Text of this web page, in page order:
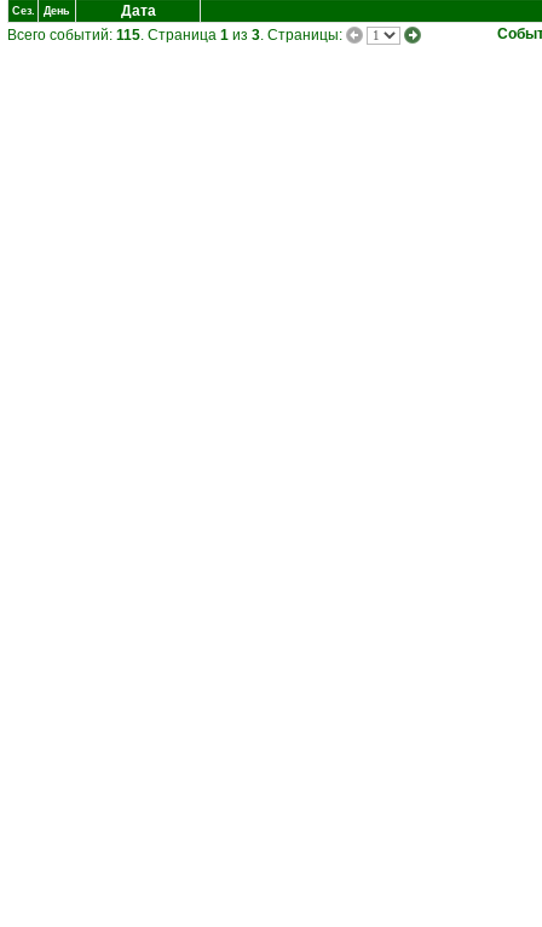
Сез. День
Дата
Всего событий: 115. Страница 1 из 3. Страницы: